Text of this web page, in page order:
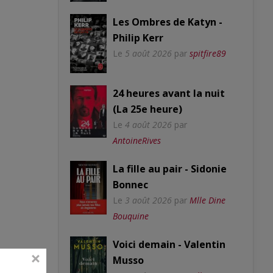
Les Ombres de Katyn -
Philip Kerr
Le 5 août 2026 par spitfire89
24 heures avant la nuit
(La 25e heure)
Le 4 août 2026 par
AntoineRives
La fille au pair - Sidonie
Bonnec
Le 3 août 2026 par Mlle Dine
Bouquine
Voici demain - Valentin
Musso